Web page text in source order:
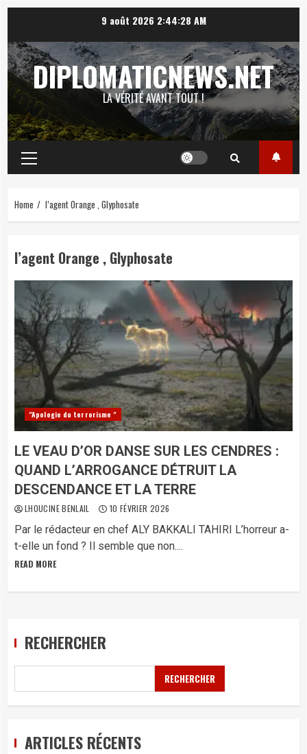
content
9 août 2026 2:44:29 AM
DIPLOMATICNEWS.NET
LA VÉRITÉ AVANT TOUT !
Primary
Menu
Home l’agent Orange , Glyphosate
l’agent Orange , Glyphosate
"Apologie du terrorisme "
LE VEAU D’OR DANSE SUR LES CENDRES :
QUAND L’ARROGANCE DÉTRUIT LA
DESCENDANCE ET LA TERRE
LHOUCINE BENLAIL 10 FÉVRIER 2026
Par le rédacteur en chef ALY BAKKALI TAHIRI L’horreur a-
t-elle un fond ? Il semble que non....
READ MORE
RECHERCHER
RECHERCHER
ARTICLES RÉCENTS